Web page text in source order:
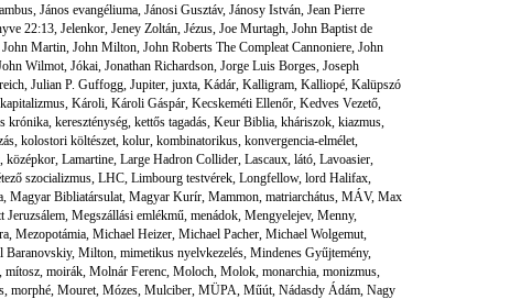
, János evangéliuma, Jánosi Gusztáv, Jánosy István, Jean Pierre
22:13, Jelenkor, Jeney Zoltán, Jézus, Joe Murtagh, John Baptist de
John Martin, John Milton, John Roberts The Compleat Cannoniere, John
Wilmot, Jókai, Jonathan Richardson, Jorge Luis Borges, Joseph
, Julian P. Guffogg, Jupiter, juxta, Kádár, Kalligram, Kalliopé, Kalüpszó
kapitalizmus, Károli, Károli Gáspár, Kecskeméti Ellenőr, Kedves Vezető,
krónika, kereszténység, kettős tagadás, Keur Biblia, kháriszok, kiazmus,
, kolostori költészet, kolur, kombinatorikus, konvergencia-elmélet,
, középkor, Lamartine, Large Hadron Collider, Lascaux, látó, Lavoasier,
szocializmus, LHC, Limbourg testvérek, Longfellow, lord Halifax,
, Magyar Bibliatársulat, Magyar Kurír, Mammon, matriarchátus, MÁV, Max
Jeruzsálem, Megszállási emlékmű, menádok, Mengyelejev, Menny,
, Mezopotámia, Michael Heizer, Michael Pacher, Michael Wolgemut,
Baranovskiy, Milton, mimetikus nyelvkezelés, Mindenes Gyűjtemény,
, mítosz, moirák, Molnár Ferenc, Moloch, Molok, monarchia, monizmus,
, morphé, Mouret, Mózes, Mulciber, MÜPA, Műút, Nádasdy Ádám, Nagy